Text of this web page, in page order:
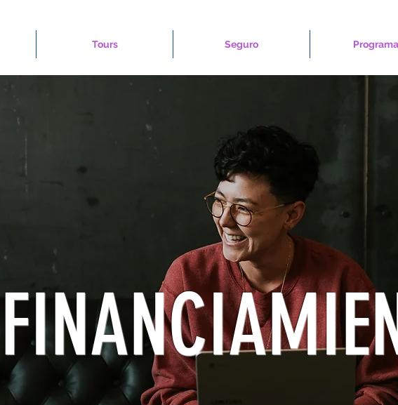
Tours Seguro